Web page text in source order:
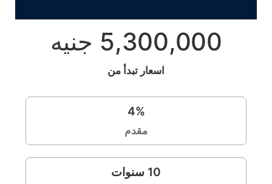
5,300,000 جنيه
اسعار تبدأ من
4%
مقدم
10 سنوات